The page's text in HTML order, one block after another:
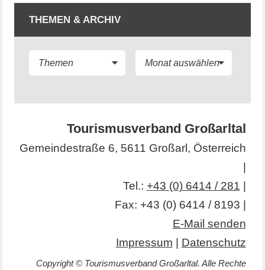
THEMEN & ARCHIV
Tourismusverband Großarltal
Gemeindestraße 6, 5611 Großarl, Österreich
|
Tel.: +43 (0) 6414 / 281 |
Fax: +43 (0) 6414 / 8193 |
E-Mail senden
Impressum | Datenschutz
Copyright © Tourismusverband Großarltal. Alle Rechte